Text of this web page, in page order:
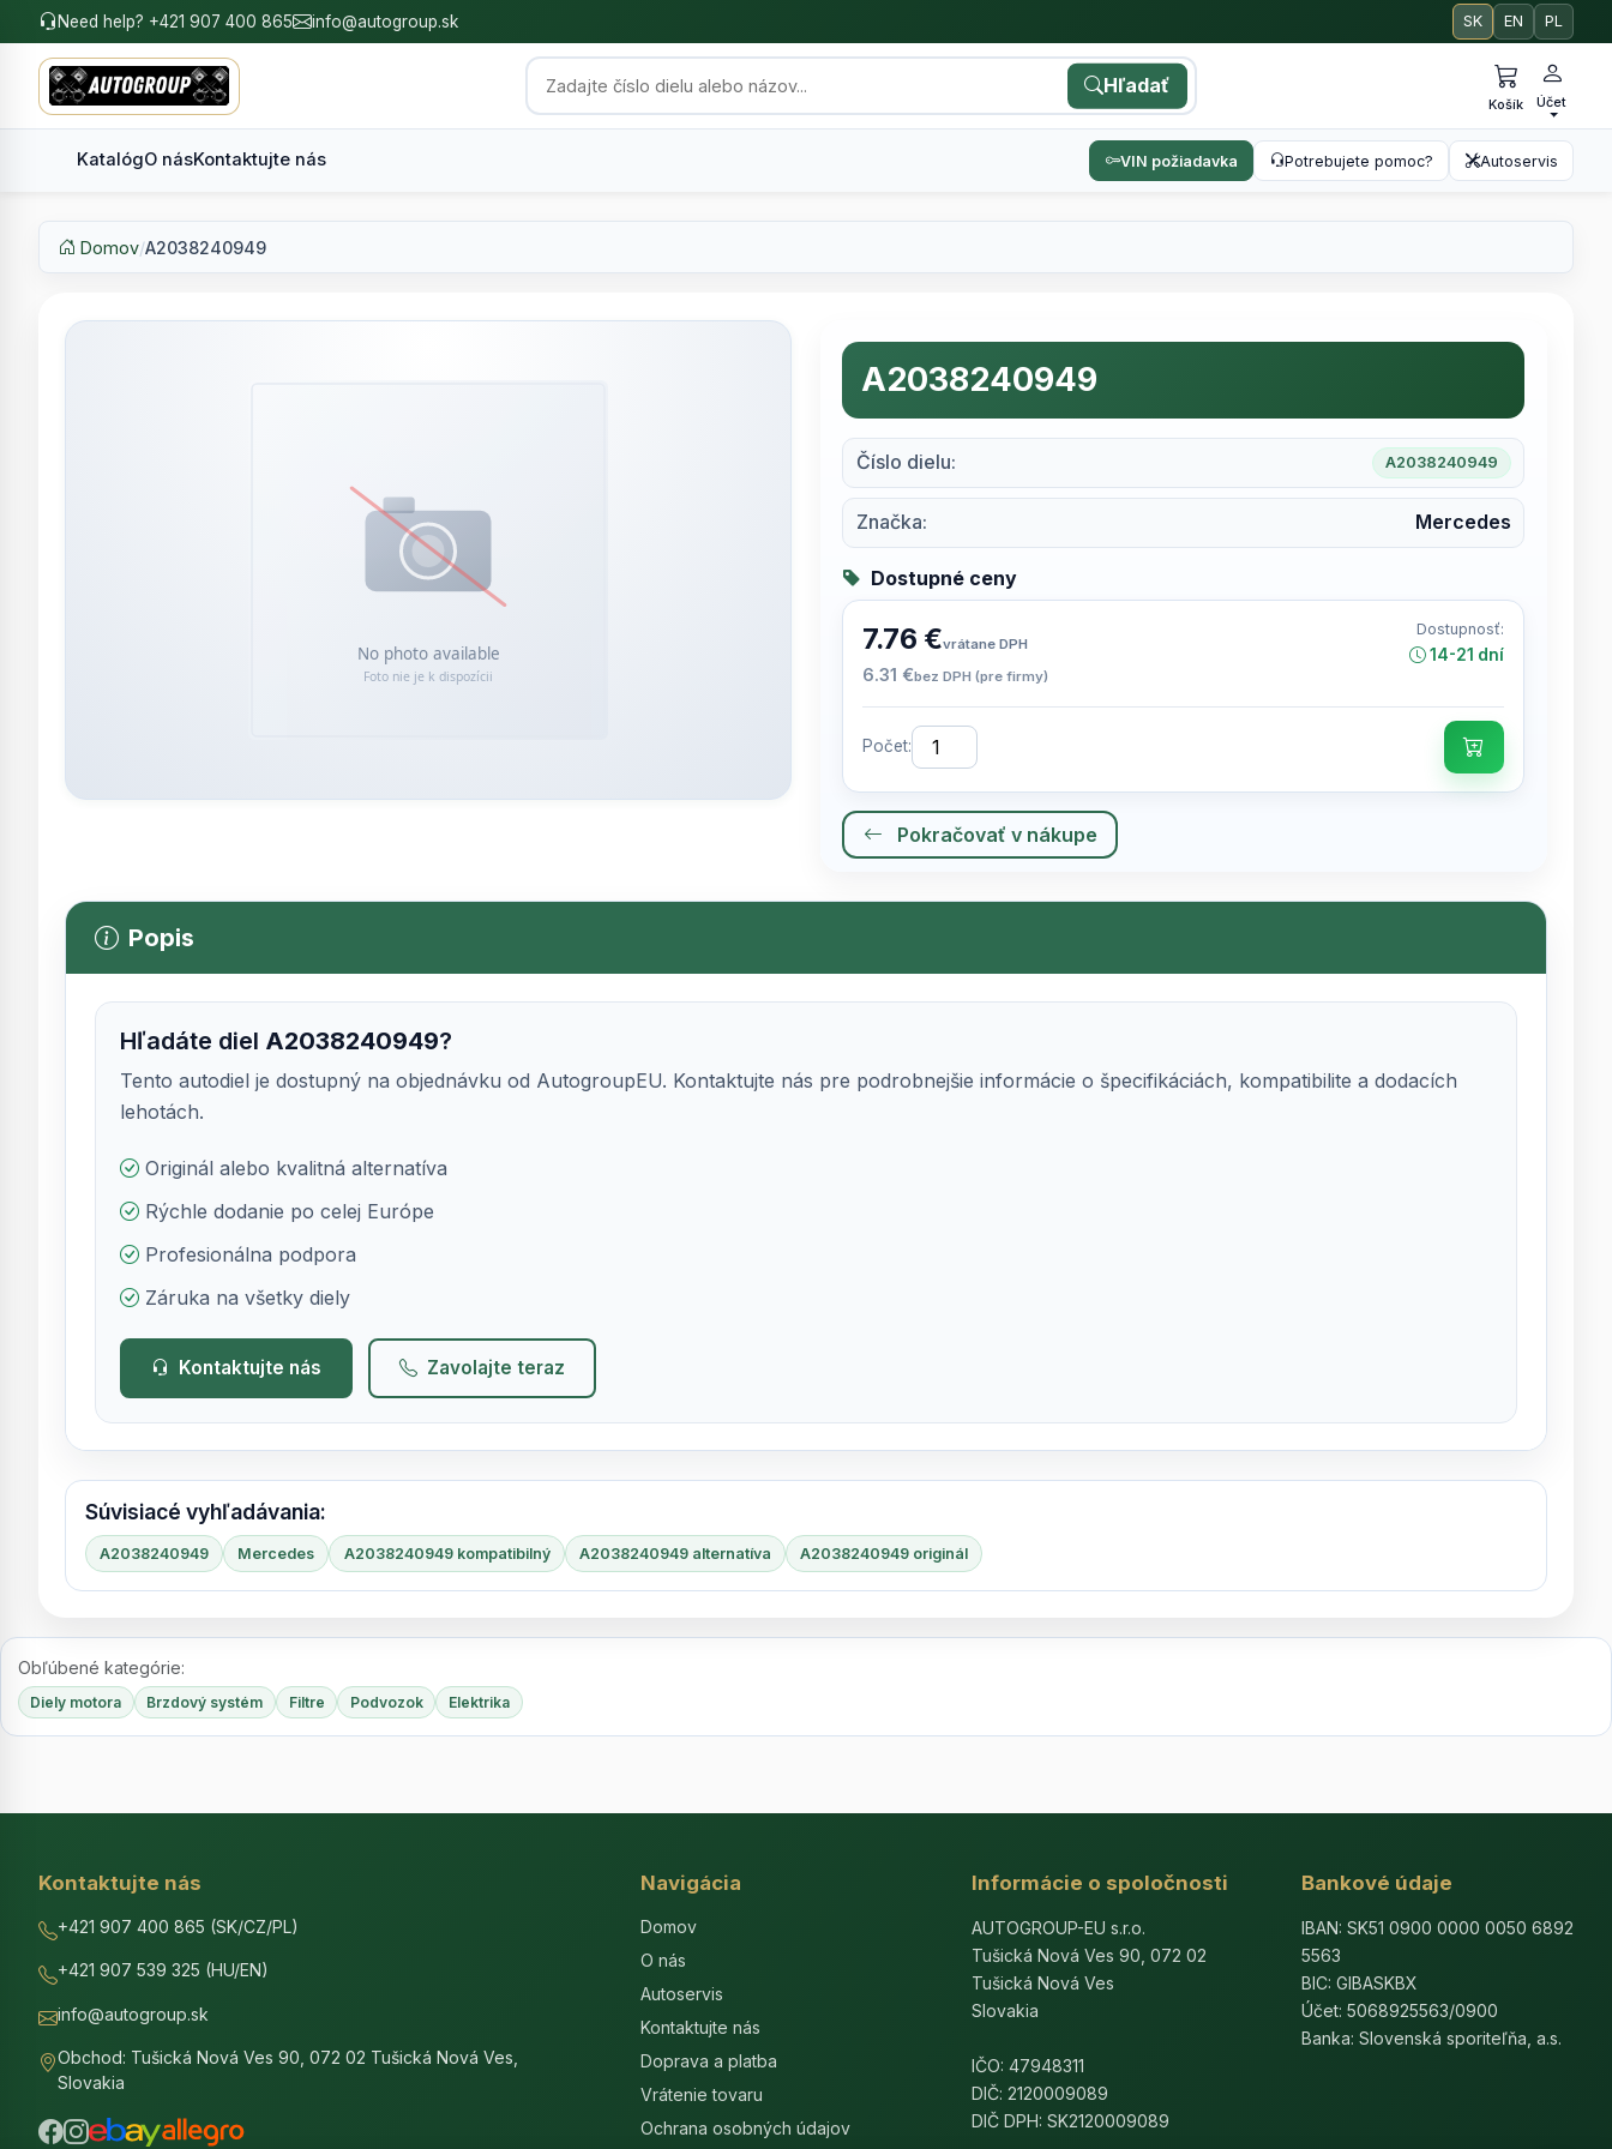
Need help? +421 907 400 865 info@autogroup.sk SK EN PL
Hľadať
Košík Účet
KatalógO násKontaktujte nás VIN požiadavka Potrebujete pomoc? Autoservis
Domov/A2038240949
A2038240949
Číslo dielu: A2038240949
Značka: Mercedes
Dostupné ceny
7.76 €vrátane DPH
6.31 €bez DPH (pre firmy)
Dostupnosť:
14-21 dní
Počet:
Pokračovať v nákupe
Popis
Hľadáte diel A2038240949?
Tento autodiel je dostupný na objednávku od AutogroupEU. Kontaktujte nás pre podrobnejšie informácie o špecifikáciách, kompatibilite a dodacích
lehotách.
Originál alebo kvalitná alternatíva
Rýchle dodanie po celej Európe
Profesionálna podpora
Záruka na všetky diely
Kontaktujte nás Zavolajte teraz
Súvisiacé vyhľadávania:
A2038240949 Mercedes A2038240949 kompatibilný A2038240949 alternatíva A2038240949 originál
Obľúbené kategórie:
Diely motora Brzdový systém Filtre Podvozok Elektrika
Kontaktujte nás
+421 907 400 865 (SK/CZ/PL)
+421 907 539 325 (HU/EN)
info@autogroup.sk
Obchod: Tušická Nová Ves 90, 072 02 Tušická Nová Ves,
Slovakia
Navigácia
Domov
O nás
Autoservis
Kontaktujte nás
Doprava a platba
Vrátenie tovaru
Ochrana osobných údajov
Informácie o spoločnosti
AUTOGROUP-EU s.r.o.
Tušická Nová Ves 90, 072 02
Tušická Nová Ves
Slovakia
IČO: 47948311
DIČ: 2120009089
DIČ DPH: SK2120009089
Bankové údaje
IBAN: SK51 0900 0000 0050 6892
5563
BIC: GIBASKBX
Účet: 5068925563/0900
Banka: Slovenská sporiteľňa, a.s.